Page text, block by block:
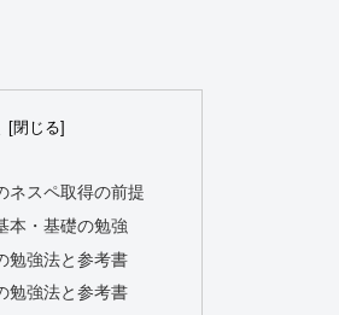
ネスペ取得の前提
本・基礎の勉強
強法と参考書
強法と参考書